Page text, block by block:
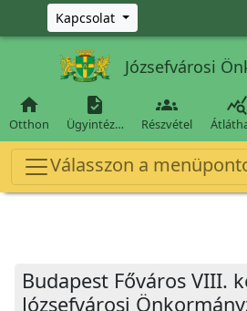
Ugrás a fő tartalomra
Kapcsolat
Józsefvárosi

Otthon

Ügyintéz…

Részvétel

Válasszon a
Budapest Főváros VIII.
Józsefvárosi